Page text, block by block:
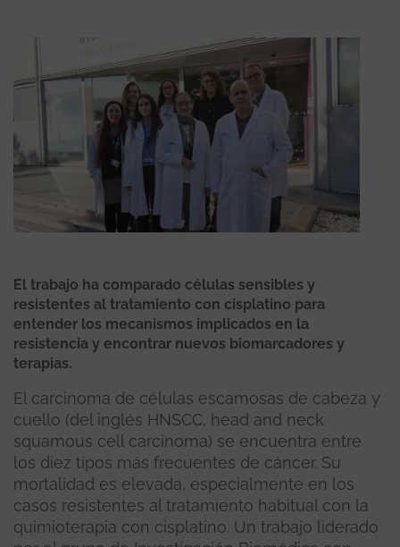
El trabajo ha comparado células sensibles y
resistentes al tratamiento con cisplatino para
entender los mecanismos implicados en la
resistencia y encontrar nuevos biomarcadores y
terapias.
El carcinoma de células escamosas de cabeza y
cuello (del inglés HNSCC, head and neck
squamous cell carcinoma) se encuentra entre
los diez tipos más frecuentes de cáncer. Su
mortalidad es elevada, especialmente en los
casos resistentes al tratamiento habitual con la
quimioterapia con cisplatino. Un trabajo liderado